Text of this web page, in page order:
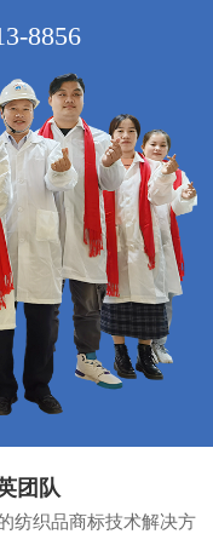
8856
团队
纺织品商标技术解决方